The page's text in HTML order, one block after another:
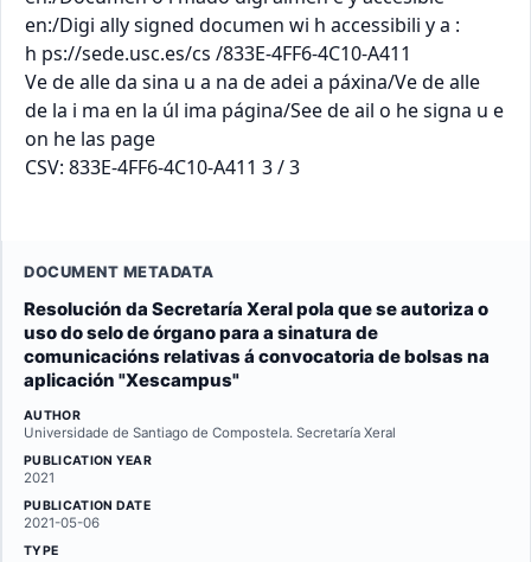
en:/Digi ally signed documen wi h accessibili y a :
h ps://sede.usc.es/cs /833E-4FF6-4C10-A411
Ve de alle da sina u a na de adei a páxina/Ve de alle
de la i ma en la úl ima página/See de ail o he signa u e
on he las page
CSV: 833E-4FF6-4C10-A411 3 / 3
DOCUMENT METADATA
Resolución da Secretaría Xeral pola que se autoriza o
uso do selo de órgano para a sinatura de
comunicacións relativas á convocatoria de bolsas na
aplicación "Xescampus"
AUTHOR
Universidade de Santiago de Compostela. Secretaría Xeral
PUBLICATION YEAR
2021
PUBLICATION DATE
2021-05-06
TYPE